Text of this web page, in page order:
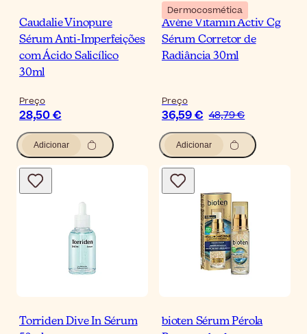
Caudalie Vinopure
Sérum Anti-Imperfeições
com Ácido Salicílico
30ml
Preço
28,50 €
Adicionar
Dermocosmética
Avène Vitamin Activ Cg
Sérum Corretor de
Radiância 30ml
Preço
36,59 € 48,79 €
Adicionar
Torriden Dive In Sérum
bioten Sérum Pérola